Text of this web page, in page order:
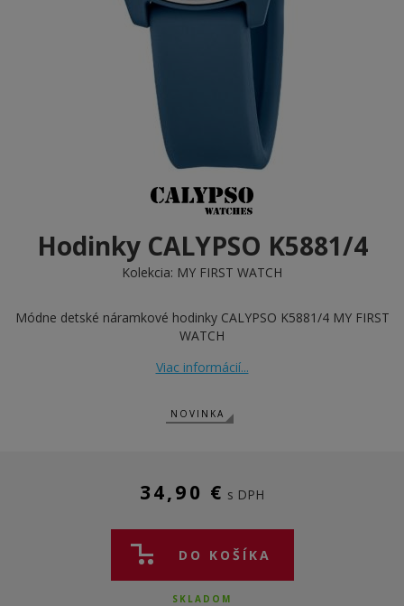
Hodinky CALYPSO K5881/4
Kolekcia: MY FIRST WATCH
Módne detské náramkové hodinky CALYPSO K5881/4 MY FIRST
WATCH
Viac informácií...
NOVINKA
34,90 € s DPH
DO KOŠÍKA
SKLADOM